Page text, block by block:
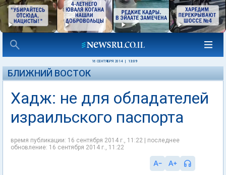
16 СЕНТЯБРЯ 2014 13:09
БЛИЖНИЙ ВОСТОК
Хадж: не для обладателей
израильского паспорта
время публикации: 16 сентября 2014 г., 11:22 | последнее
обновление: 16 сентября 2014 г., 11:22